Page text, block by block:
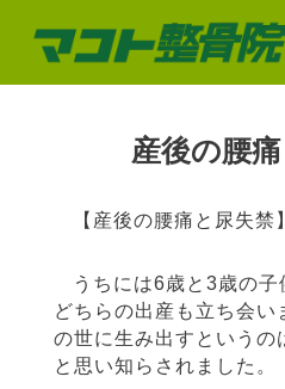
産後の腰
【産後の腰痛と尿失禁】
うちには6歳と3歳の子
どちらの出産も立ち会い
の世に生み出すというの
と思い知らされました。